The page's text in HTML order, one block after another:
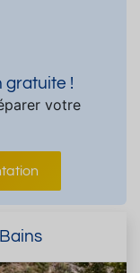
gratuite !
votre